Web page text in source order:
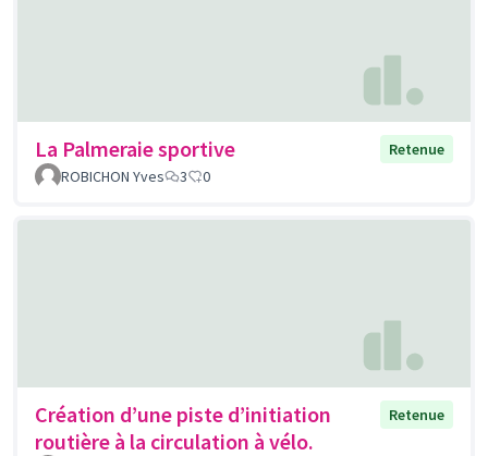
La Palmeraie sportive
Retenue
ROBICHON Yves
3 0
Création d’une piste d’initiation
routière à la circulation à vélo.
Retenue